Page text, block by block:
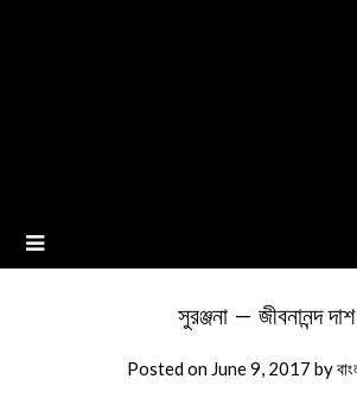
সুরঞ্জনা – জীবনানন্দ দাশ
Posted on June 9, 2017 by